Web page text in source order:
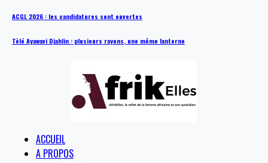
ACGL 2026 : les candidatures sont ouvertes
Tèlé Ayawavi Djahlin : plusieurs rayons, une même lanterne
ACCUEIL
A PROPOS